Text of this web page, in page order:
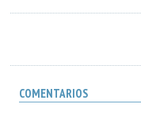
COMENTARIOS